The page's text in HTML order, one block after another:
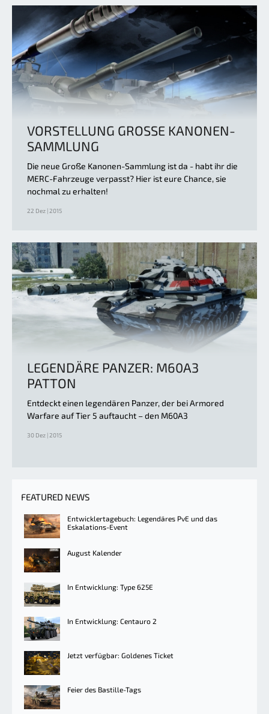
VORSTELLUNG GROSSE KANONEN-S
AMMLUNG
Die neue Große Kanonen-Sammlung ist da - habt ihr die
MERC-Fahrzeuge verpasst? Hier ist eure Chance, sie
nochmal zu erhalten!
22 Dez | 2015
LEGENDÄRE PANZER: M60A3
PATTON
Entdeckt einen legendären Panzer, der bei Armored
Warfare auf Tier 5 auftaucht – den M60A3
30 Dez | 2015
FEATURED NEWS
Entwicklertagebuch: Legendäres PvE und das
Eskalations-Event
August Kalender
In Entwicklung: Type 625E
In Entwicklung: Centauro 2
Jetzt verfügbar: Goldenes Ticket
Feier des Bastille-Tags